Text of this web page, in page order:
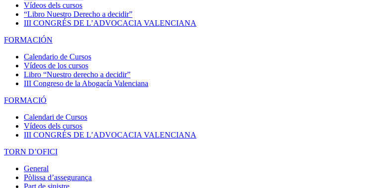
Vídeos dels cursos
“Libro Nuestro Derecho a decidir”
III CONGRÉS DE L’ADVOCACIA VALENCIANA
FORMACIÓN
Calendario de Cursos
Vídeos de los cursos
Libro “Nuestro derecho a decidir”
III Congreso de la Abogacía Valenciana
FORMACIÓ
Calendari de Cursos
Vídeos dels cursos
III CONGRÉS DE L’ADVOCACIA VALENCIANA
TORN D’OFICI
General
Pòlissa d’assegurança
Part de sinistre